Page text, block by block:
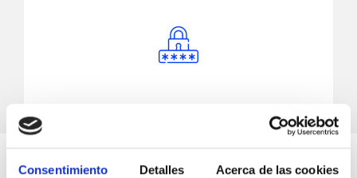
Consentimiento Detalles Acerca de las cookies
Els riscos són molts i les